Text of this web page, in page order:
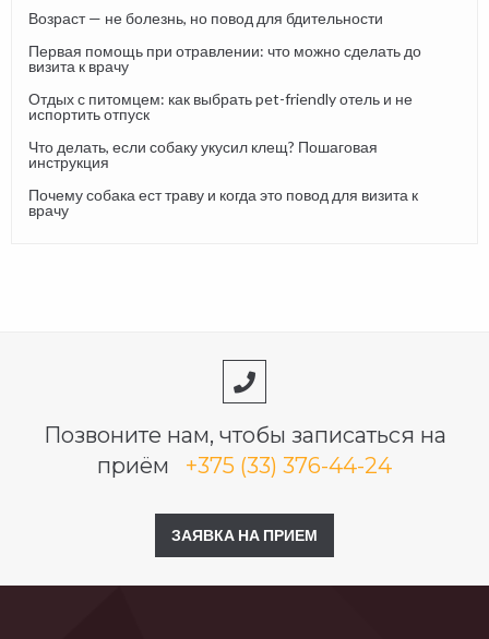
Возраст — не болезнь, но повод для бдительности
Первая помощь при отравлении: что можно сделать до
визита к врачу
Отдых с питомцем: как выбрать pet-friendly отель и не
испортить отпуск
Что делать, если собаку укусил клещ? Пошаговая
инструкция
Почему собака ест траву и когда это повод для визита к
врачу
Позвоните нам, чтобы записаться на
приём
+375 (33) 376-44-24
ЗАЯВКА НА ПРИЕМ